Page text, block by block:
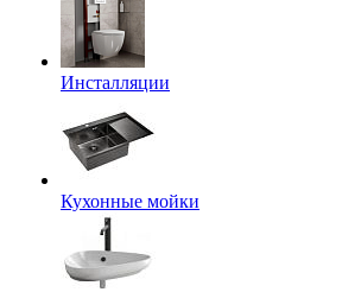
Инсталляции
Кухонные мойки